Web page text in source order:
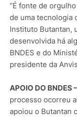
“É fonte de
de uma tecnologia
Instituto Butantan,
desenvolvida há
BNDES e do
presidente da
APOIO DO BNDES –
processo ocorreu
apoiou o Butantan